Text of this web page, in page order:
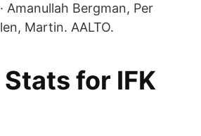
Amanullah Bergman, Per
Martin. AALTO.
for IFK